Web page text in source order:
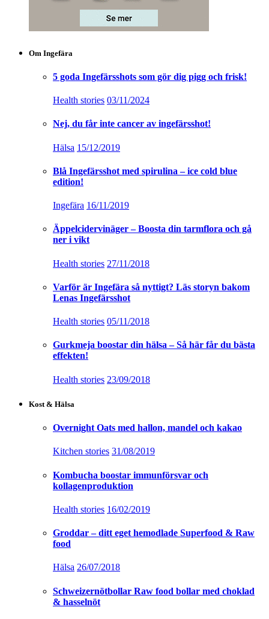
Om Ingefära
5 goda Ingefärsshots som gör dig pigg och frisk!
Health stories 03/11/2024
Nej, du får inte cancer av ingefärsshot!
Hälsa 15/12/2019
Blå Ingefärsshot med spirulina – ice cold blue
edition!
Ingefära 16/11/2019
Äppelcidervinäger – Boosta din tarmflora och gå
ner i vikt
Health stories 27/11/2018
Varför är Ingefära så nyttigt? Läs storyn bakom
Lenas Ingefärsshot
Health stories 05/11/2018
Gurkmeja boostar din hälsa – Så här får du bästa
effekten!
Health stories 23/09/2018
Kost & Hälsa
Overnight Oats med hallon, mandel och kakao
Kitchen stories 31/08/2019
Kombucha boostar immunförsvar och
kollagenproduktion
Health stories 16/02/2019
Groddar – ditt eget hemodlade Superfood & Raw
food
Hälsa 26/07/2018
Schweizernötbollar Raw food bollar med choklad
& hasselnöt